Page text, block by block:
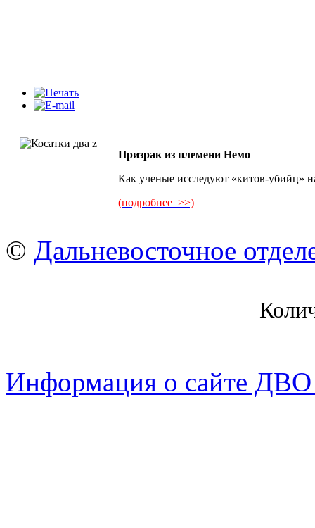
Призрак из племени Немо
Как ученые исследуют «китов-убийц»
(подробнее >>)
© Дальневосточное
Информация о сайте